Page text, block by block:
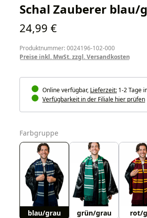
Schal Zauberer blau/
Regulärer Preis:
24,99 €
Produktnummer: 0024196-102-000
Preise inkl. MwSt. zzgl. Versandkosten
Online verfügbar, Lieferzeit: 1-2 Tage
Verfügbarkeit in der Filiale hier prüfen
Farbgruppe
blau/grau grün/grau rot/